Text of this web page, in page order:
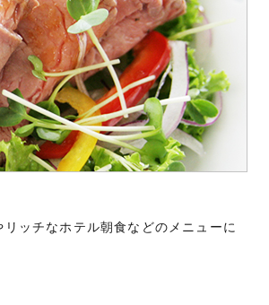
ッチなホテル朝食などのメニューに